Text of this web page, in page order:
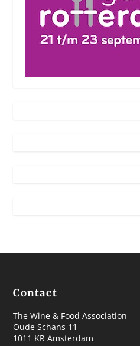
Contact
The Wine & Food Association
Oude Schans 11
1011 KR Amsterdam